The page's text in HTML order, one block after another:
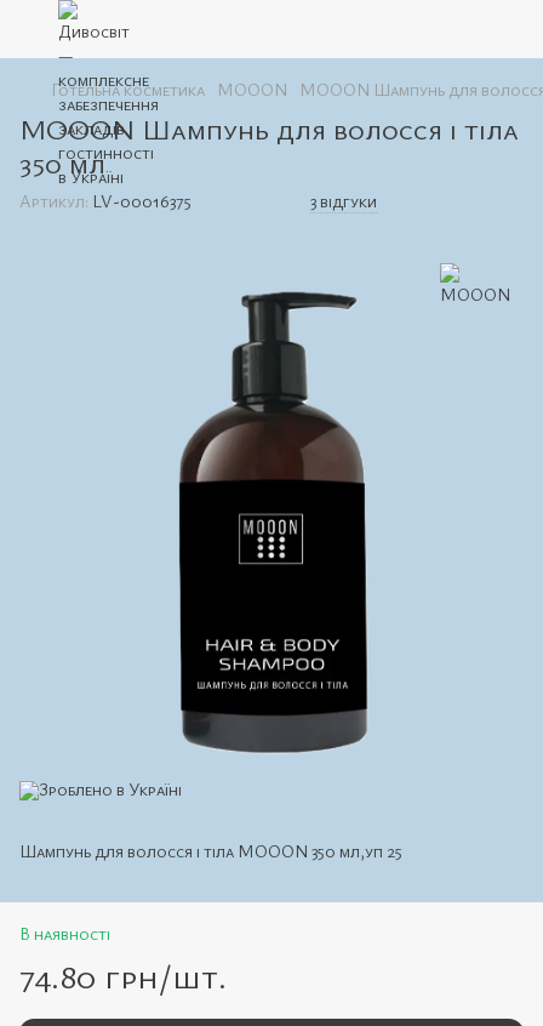
Готельна косметика MOOON MOOON Шампунь для волосся
MOOON Шампунь для волосся і тіла
350 мл
Артикул: LV-00016375 3 відгуки
Шампунь для волосся і тіла MOOON 350 мл,уп 25
В наявності
74.80 грн/шт.